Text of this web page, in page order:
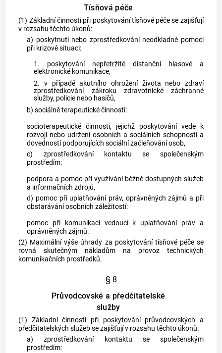
Tísňová péče
(1) Základní činnosti při poskytování tísňové péče se zajišťují
v rozsahu těchto úkonů:
a) poskytnutí nebo zprostředkování neodkladné pomoci
při krizové situaci:
1. poskytování nepřetržité distanční hlasové a
elektronické komunikace,
2. v případě akutního ohrožení života nebo zdraví
zprostředkování zákroku zdravotnické záchranné
služby, policie nebo hasičů,
b) sociálně terapeutické činnosti:
socioterapeutické činnosti, jejichž poskytování vede k
rozvoji nebo udržení osobních a sociálních schopností a
dovedností podporujících sociální začleňování osob,
c) zprostředkování kontaktu se společenským
prostředím:
podpora a pomoc při využívání běžně dostupných služeb
a informačních zdrojů,
d) pomoc při uplatňování práv, oprávněných zájmů a při
obstarávání osobních záležitostí:
pomoc při komunikaci vedoucí k uplatňování práv a
oprávněných zájmů.
(2) Maximální výše úhrady za poskytování tísňové péče se
rovná skutečným nákladům na provoz technických
komunikačních prostředků.
§ 8
Průvodcovské a předčitatelské
služby
(1) Základní činnosti při poskytování průvodcovských a
předčitatelských služeb se zajišťují v rozsahu těchto úkonů:
a) zprostředkování kontaktu se společenským
prostředím: